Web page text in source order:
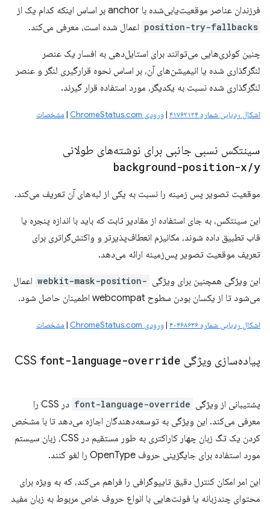
فرزندان عناصر موقعیت‌یابی‌شده با anchor بر اساس اینکه کدام یک از
position-try-fallbacks اعمال شده است، معرفی می‌کند.
چنین کوئری‌هایی می‌توانند برای استایل‌دهی به افسار یک عنصر
لنگرگذاری شده یا انیمیشن‌های آن، بر اساس نحوه قرارگیری لنگر و عنصر
لنگرگذاری شده نسبت به یکدیگر، مورد استفاده قرار گیرند.
اشکال ردیابی شماره ۴۱۷۶۲۱۲۴ |ورودی ChromeStatus.com | مشخصات
سینتکس نسبی جانبی برای نوشته‌های طولانی
background-position-x/y
موقعیت تصویر پس زمینه را نسبت به یکی از لبه‌های آن تعریف می‌کند.
این سینتکس، به جای استفاده از مقادیر ثابت که باید با اندازه پنجره یا
قاب تطبیق داده شوند، مکانیزم انعطاف‌پذیرتر و واکنش‌گراتری برای
تعریف موقعیت تصویر پس‌زمینه ارائه می‌دهد.
این ویژگی همچنین برای ویژگی -webkit-mask-position
اعمال
می‌شود تا از یکسان بودن سطوح webcompat اطمینان حاصل شود.
اشکال ردیابی شماره ۴۰۴۶۸۶۳۶ |ورودی ChromeStatus.com | مشخصات
پیاده‌سازی ویژگی CSS font-language-override
پشتیبانی از ویژگی font-language-override
در CSS را
معرفی می‌کند. این ویژگی به توسعه‌دهندگان اجازه می‌دهد تا با مشخص
کردن یک تگ زبان چهار کاراکتری به طور مستقیم در CSS، زبان سیستم
مورد استفاده برای جایگزینی حروف OpenType را لغو کنند.
این امر امکان کنترل دقیق تایپوگرافی را فراهم می‌کند، که به ویژه برای
محتوای چندزبانه یا فونت‌هایی با انواع حروف خاص مربوط به زبان مفید